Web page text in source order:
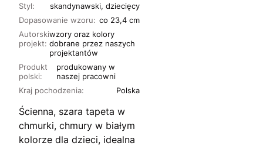
Dopasowanie wzoru: co 23,4 cm
Autorski
projekt:
wzory oraz kolory
dobrane przez naszych
projektantów
Produkt
polski:
produkowany w
naszej pracowni
Styl: skandynawski, dziecięcy
Kraj pochodzenia: Polska
Ścienna, szara tapeta w
chmurki, chmury w białym
kolorze dla dzieci, idealna